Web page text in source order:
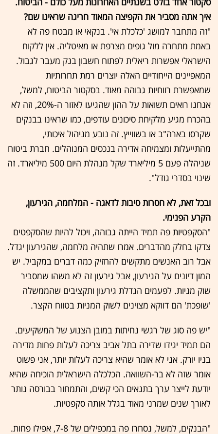
איך אתה מסביר את הקפיצה המאוד חריגה שראינו שם?
"זה מתחבר למושג 'כלכלת אי'. בנקאי או מבטח פה לא
באמת מתחרה מול גופים מצרפת או מאיטליה. אין ללקוח
הישראלי אפשרות ריאלית לפתוח חשבון בנק מעבר לגבול.
המאפיינים הייחודיים האלה יוצרים רמת תחרותיות
שמאפשרת רווחיות גבוהה מאוד. בסקטור הביטוח, למשל,
אנחנו רואים תשואות על ההון שהגיעו לאזור ה-20%, וזה לא
בהכרח מגיע מלקיחת סיכונים עודפים, כמו שראינו בבנקים
שקרסו בארה"ב או בשווייץ. זה נובע מניהול איכותי,
מהתייעלות ומצמיחה אדירה בנכסים המנוהלים. חברת ביטוח
שניהלה פעם 5 מיליארד שקל מנהלת היום 500 מיליארד. זה
שינוי בסדרי גודל".
ובכל זאת, לא חסרות סיבות לדאגה - המלחמה, הגירעון,
הקרע הפנימי.
"הסקפטיות פה תמיד הייתה גבוהה, ויכול להיות שהסקפטים
צדקו בחלק מהדברים. אמרו שתהיה מלחמה, שהגירעון יגדל.
אבל רוב האנשים מתקשים להחזיק כמה דברים במקביל. יש
המון דיונים על הגירעון, אבל גירעון זה לא משהו שמסביר
שוק מניות. לפעמים הגדלת גירעון ותקציבים שהממשלה
'שופכת' הם דווקא מצוינים לשוק המניות בטווח הקצר.
"יש פה סוג של רגשי נחיתות במובן הצנוע של המשקיעים.
הם תמיד יגידו שדירה בתל אביב צריכה לעלות פחות מדירה
בניו יורק. אני לא אומר שהיא צריכה לעלות יותר, אני פשוט
אומר שזה לא בר-השוואה. הכלכלה הישראלית הוכיחה שהיא
יודעת לייצר ערך בתנאים הכי קשים, והתמחור בבורסה נותר
לאורך שנים שמרני מאוד בגלל אותה סקפטיות.
"הבנקים, למשל, נסחרו פה במכפילים של 7-8, אפילו פחות.